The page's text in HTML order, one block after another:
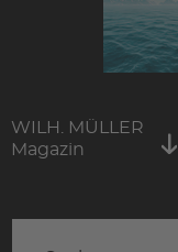
WILH. MÜLLER
Magazin